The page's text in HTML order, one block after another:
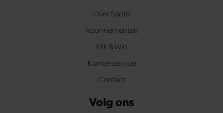
Over Santé
Abonnementen
Klik & Win
Klantenservice
Contact
Volg ons